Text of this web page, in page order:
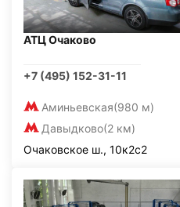
АТЦ Очаково
+7 (495) 152-31-11
Аминьевская(980 м)
Давыдково(2 км)
Очаковское ш., 10к2с2